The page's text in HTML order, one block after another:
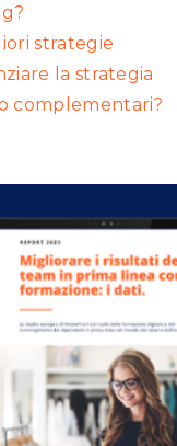
strategie
la strategia
complementari?